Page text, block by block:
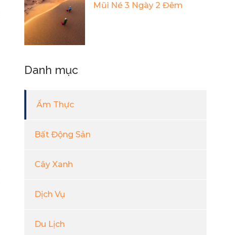
Mũi Né 3 Ngày 2 Đêm
Danh mục
Ẩm Thực
Bất Động Sản
Cây Xanh
Dịch Vụ
Du Lịch